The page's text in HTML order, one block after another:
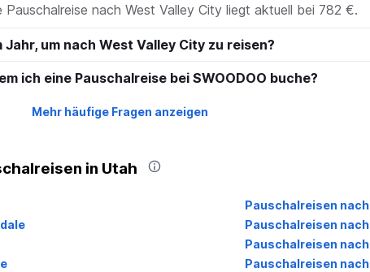
Pauschalreise nach West Valley City liegt aktuell bei 782 €.
um nach West Valley City zu reisen?
ich eine Pauschalreise bei SWOODOO buche?
Mehr häufige Fragen anzeigen
in Utah
Pauschalreisen
Pauschalreisen
Pauschalreisen
Pauschalreisen